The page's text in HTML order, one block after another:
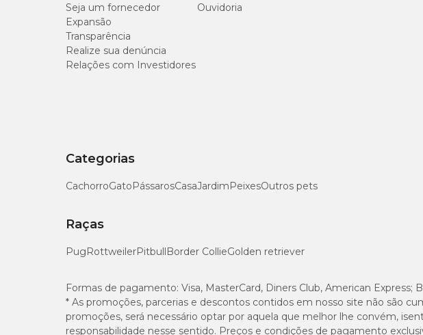
Seja um fornecedor
Expansão
Transparência
Realize sua denúncia
Relações com Investidores
Ouvidoria
Categorias
CachorroGatoPássarosCasaJardimPeixesOutros pets
Raças
PugRottweilerPitbullBorder CollieGolden retriever
Formas de pagamento: Visa, MasterCard, Diners Club, American Express;
* As promoções, parcerias e descontos contidos em nosso site não são
promoções, será necessário optar por aquela que melhor lhe convém,
responsabilidade nesse sentido. Preços e condições de pagamento